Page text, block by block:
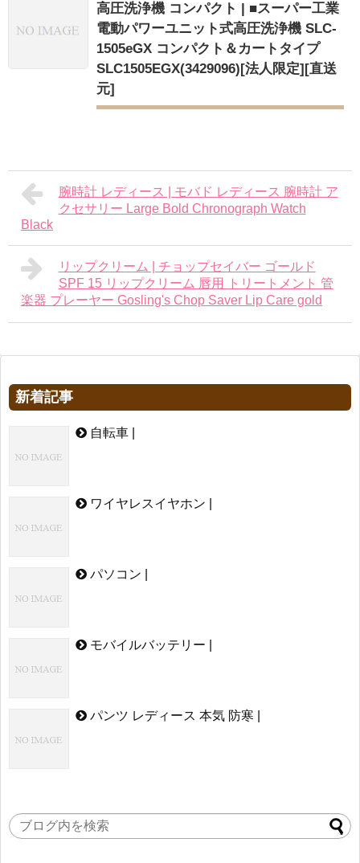
高圧洗浄機 コンパクト | ■スーパー工業
電動パワーユニット式高圧洗浄機 SLC-
1505eGX コンパクト＆カートタイプ
SLC1505EGX(3429096)[法人限定][直送
元]
腕時計 レディース | モバド レディース 腕時計 ア
クセサリー Large Bold Chronograph Watch
Black
リップクリーム | チョップセイバー ゴールド
SPF 15 リップクリーム 唇用 トリートメント 管
楽器 プレーヤー Gosling's Chop Saver Lip Care gold
新着記事
自転車 |
ワイヤレスイヤホン |
パソコン |
モバイルバッテリー |
パンツ レディース 本気 防寒 |